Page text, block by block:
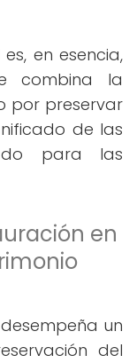
en esencia,
combina la
por preservar
de las
para las
en
un
del